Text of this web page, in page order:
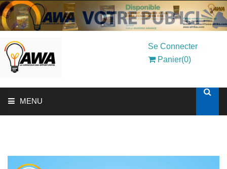
Se Connecter
Panier(0)
MENU
SOLUTIONS AUX ENTREPRISES